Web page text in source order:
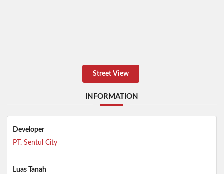
Street View
INFORMATION
Developer
PT. Sentul City
Luas Tanah